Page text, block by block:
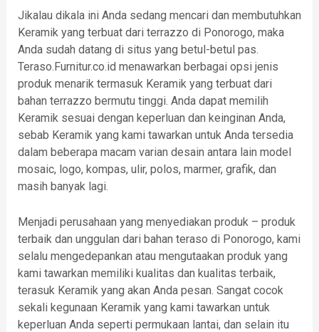
Jikalau dikala ini Anda sedang mencari dan membutuhkan
Keramik yang terbuat dari terrazzo di Ponorogo, maka
Anda sudah datang di situs yang betul-betul pas.
Teraso.Furnitur.co.id menawarkan berbagai opsi jenis
produk menarik termasuk Keramik yang terbuat dari
bahan terrazzo bermutu tinggi. Anda dapat memilih
Keramik sesuai dengan keperluan dan keinginan Anda,
sebab Keramik yang kami tawarkan untuk Anda tersedia
dalam beberapa macam varian desain antara lain model
mosaic, logo, kompas, ulir, polos, marmer, grafik, dan
masih banyak lagi.
Menjadi perusahaan yang menyediakan produk – produk
terbaik dan unggulan dari bahan teraso di Ponorogo, kami
selalu mengedepankan atau mengutaakan produk yang
kami tawarkan memiliki kualitas dan kualitas terbaik,
terasuk Keramik yang akan Anda pesan. Sangat cocok
sekali kegunaan Keramik yang kami tawarkan untuk
keperluan Anda seperti permukaan lantai, dan selain itu